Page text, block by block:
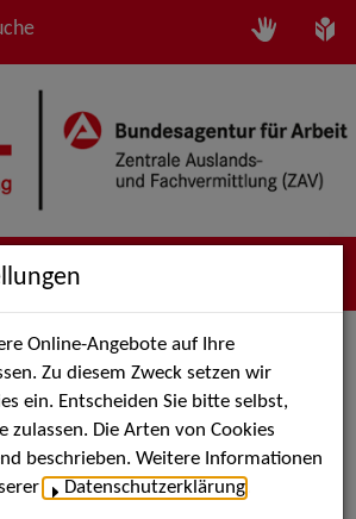
als PDF speichern
legen
/ Objekt
Online-Angebote auf Ihre
Zu diesem Zweck setzen wir
ein. Entscheiden Sie bitte selbst,
zulassen. Die Arten von Cookies
beschrieben. Weitere Informationen
Datenschutzerklärung